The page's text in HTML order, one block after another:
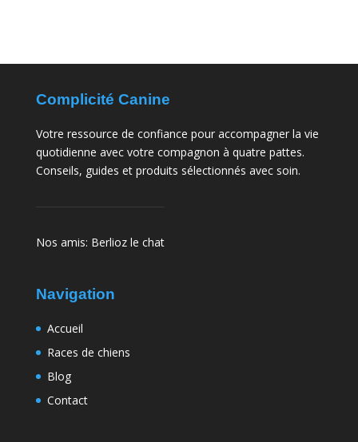
Complicité Canine
Votre ressource de confiance pour accompagner la vie
quotidienne avec votre compagnon à quatre pattes.
Conseils, guides et produits sélectionnés avec soin.
Nos amis: Berlioz le chat
Navigation
Accueil
Races de chiens
Blog
Contact